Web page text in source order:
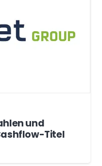
und
Titel